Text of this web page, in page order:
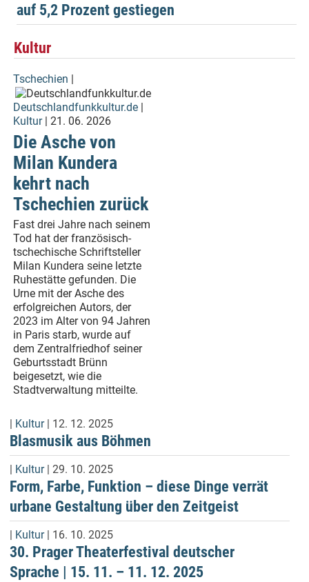
auf 5,2 Prozent gestiegen
Kultur
Tschechien
Deutschlandfunkkultur.de
Kultur| 21. 06. 2026
Die Asche von
Milan Kundera
kehrt nach
Tschechien zurück
Fast drei Jahre nach seinem
Tod hat der französisch-
tschechische Schriftsteller
Milan Kundera seine letzte
Ruhestätte gefunden. Die
Urne mit der Asche des
erfolgreichen Autors, der
2023 im Alter von 94 Jahren
in Paris starb, wurde auf
dem Zentralfriedhof seiner
Geburtsstadt Brünn
beigesetzt, wie die
Stadtverwaltung mitteilte.
Kultur| 12. 12. 2025
Blasmusik aus Böhmen
Kultur| 29. 10. 2025
Form, Farbe, Funktion – diese Dinge verrät
urbane Gestaltung über den Zeitgeist
Kultur| 16. 10. 2025
30. Prager Theaterfestival deutscher
Sprache | 15. 11. – 11. 12. 2025